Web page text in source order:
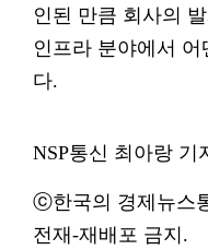
인된 만큼 회사의
인프라 분야에서
다.
NSP통신 최아랑 기
ⓒ한국의 경제뉴스
전재-재배포 금지.